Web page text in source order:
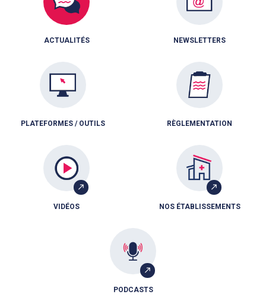
ACTUALITÉS NEWSLETTERS
PLATEFORMES / OUTILS RÈGLEMENTATION
VIDÉOS NOS ÉTABLISSEMENTS
PODCASTS